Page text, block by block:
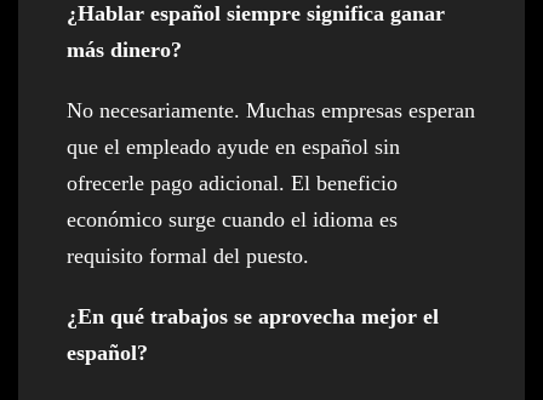
¿Hablar español siempre significa ganar
más dinero?
No necesariamente. Muchas empresas esperan
que el empleado ayude en español sin
ofrecerle pago adicional. El beneficio
económico surge cuando el idioma es
requisito formal del puesto.
¿En qué trabajos se aprovecha mejor el
español?